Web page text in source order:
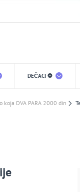
DEČACI ⚽️
koja DVA PARA 2000 din